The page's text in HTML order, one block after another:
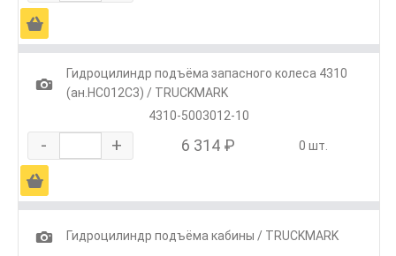
Ä
1
Гидроцилиндр подъёма запасного колеса 4310
(ан.HC012C3) / TRUCKMARK
4310-5003012-10
- + 6 314 ₽ 0 шт.
Ä
1
Гидроцилиндр подъёма кабины / TRUCKMARK